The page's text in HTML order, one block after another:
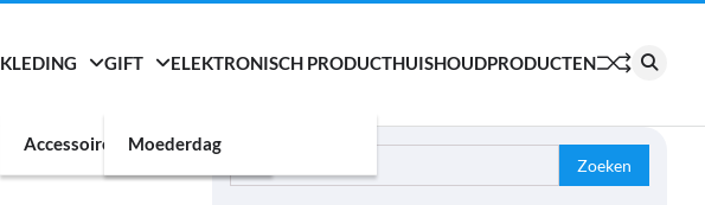
KLEDING
Accessoires
GIFT
Moederdag
ELEKTRONISCH PRODUCTHUISHOUDPRODUCTEN
naar: